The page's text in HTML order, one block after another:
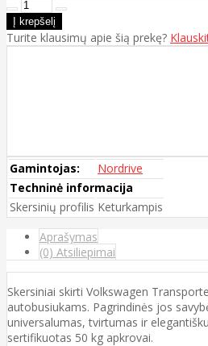
Turite klausimų apie šią prekę?
Gamintojas:
Nordrive
Techninė informacija
Skersinių profilis Keturkampis
Aprašymas
(0) Atsiliepimai
Skersiniai skirti Volkswagen
autobusiukams. Pagrindinės jos
universalumas, tvirtumas ir
sertifikuotas 50 kg apkrovai.